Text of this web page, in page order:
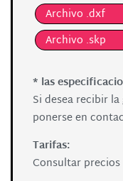
Archivo .dxf
Archivo .skp
* las
Si desea recibir
ponerse en
Tarifas:
Consultar precios